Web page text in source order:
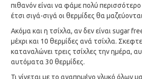
πιθανόν είναι να φάμε πολύ
έτσι σιγά-σιγά οι θερμίδες θα
Ακόμα και η τσίχλα, αν δεν είναι sugar
μέχρι και 10 θερμίδες ανά τσίχλα.
καταναλώνει τρεις τσίχλες την ημέρα,
αυτόματα 30 θερμίδες.
Τι γίνεται με το αγαπημένο γλυκό όλων